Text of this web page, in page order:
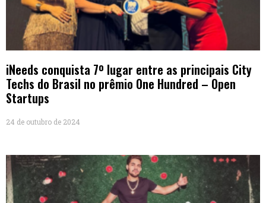
iNeeds conquista 7º lugar entre as principais City
Techs do Brasil no prêmio One Hundred – Open
Startups
24 de outubro de 2024